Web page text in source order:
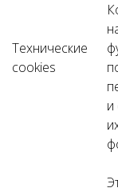
Технические
cookies
и